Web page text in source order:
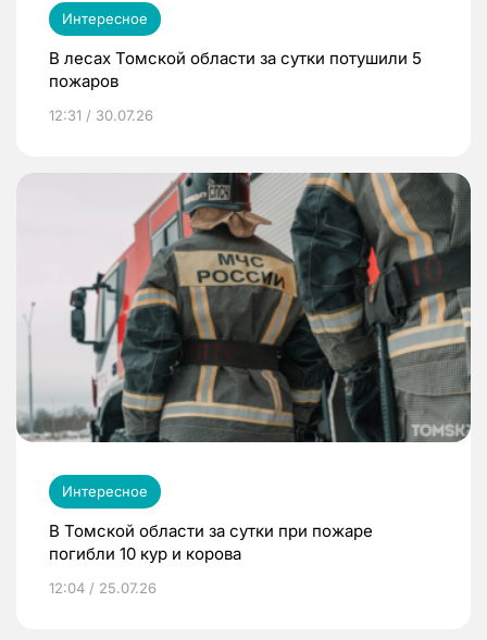
Интересное
В лесах Томской области за сутки потушили 5
пожаров
12:31 / 30.07.26
Интересное
В Томской области за сутки при пожаре
погибли 10 кур и корова
12:04 / 25.07.26